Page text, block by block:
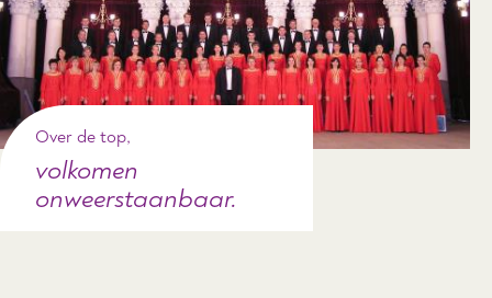
Over de top,
volkomen
onweerstaanbaar.